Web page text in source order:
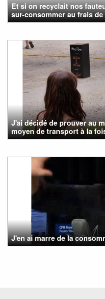
Et si on recyclait nos
sur-consommer au frais de
J'ai décidé de prouver au
moyen de transport à la
J'en ai marre de la